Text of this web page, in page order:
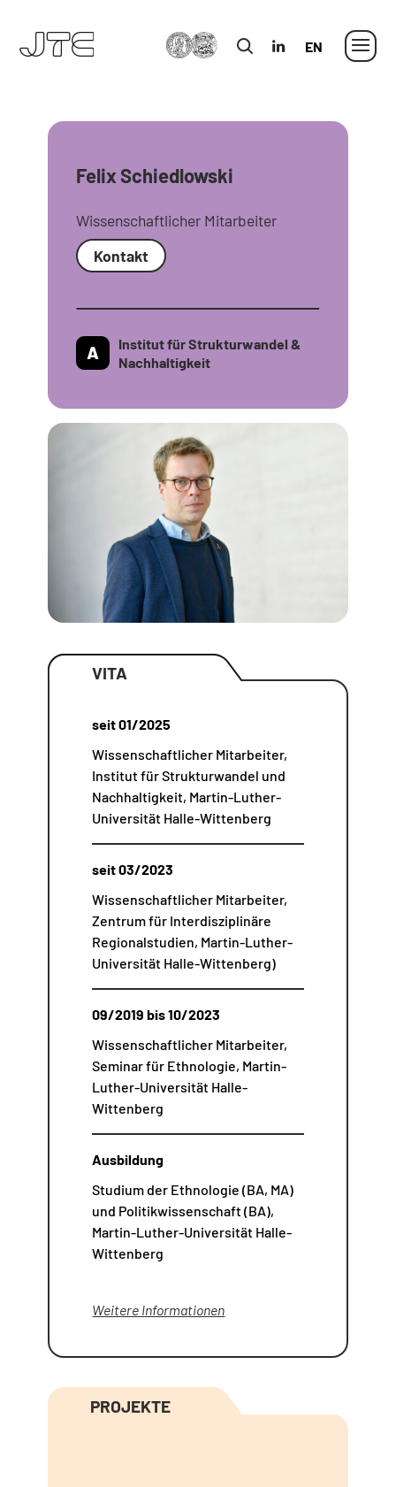
Englisch
MLU
Felix Schiedlowski
Wissenschaftlicher Mitarbeiter
Kontakt
Institut für Strukturwandel &
Nachhaltigkeit
VITA
seit 01/2025
Wissenschaftlicher Mitarbeiter,
Institut für Strukturwandel und
Nachhaltigkeit, Martin-Luther-
Universität Halle-Wittenberg
seit 03/2023
Wissenschaftlicher Mitarbeiter,
Zentrum für Interdisziplinäre
Regionalstudien, Martin-Luther-
Universität Halle-Wittenberg)
09/2019 bis 10/2023
Wissenschaftlicher Mitarbeiter,
Seminar für Ethnologie, Martin-
Luther-Universität Halle-
Wittenberg
Ausbildung
Studium der Ethnologie (BA, MA)
und Politikwissenschaft (BA),
Martin-Luther-Universität Halle-
Wittenberg
Weitere Informationen
PROJEKTE